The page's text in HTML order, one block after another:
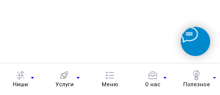
Ниши Услуги Меню О нас Полезное